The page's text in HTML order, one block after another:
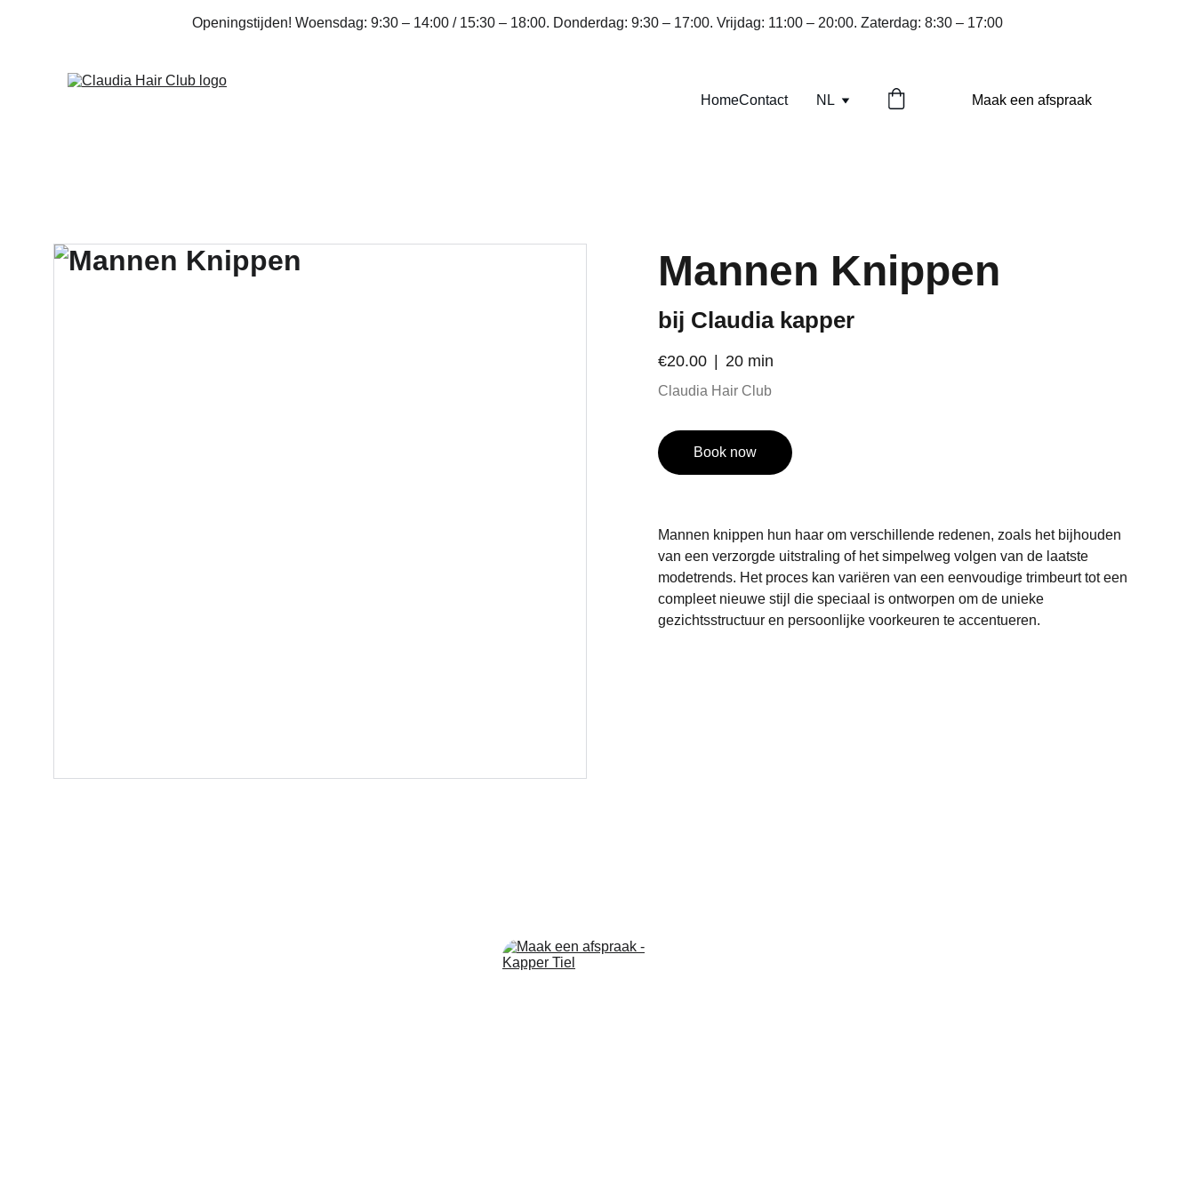
Openingstijden! Woensdag: 9:30 – 14:00 / 15:30 – 18:00. Donderdag: 9:30 – 17:00. Vrijdag: 11:00 – 20:00. Zaterdag: 8:30 – 17:00
HomeContact NL Maak een afspraak
Mannen Knippen
bij Claudia kapper
€20.00 20 min
Claudia Hair Club
Book now
Mannen knippen hun haar om verschillende redenen, zoals het bijhouden
van een verzorgde uitstraling of het simpelweg volgen van de laatste
modetrends. Het proces kan variëren van een eenvoudige trimbeurt tot een
compleet nieuwe stijl die speciaal is ontworpen om de unieke
gezichtsstructuur en persoonlijke voorkeuren te accentueren.